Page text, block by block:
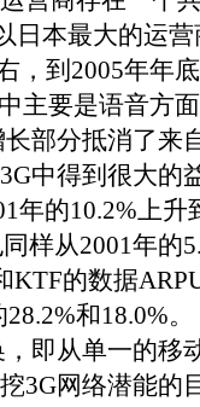
日本最大的运
，到2005年年
主要是语音方
部分抵消了来
中得到很大的
年的10.2%上升
样从2001年的
KTF的数据
的28.2%和
即从单一的移
3G网络潜能的